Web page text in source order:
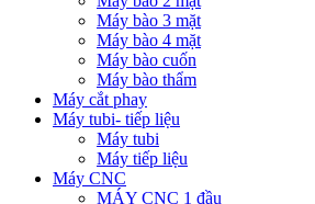
Máy bào 3 mặt
Máy bào 4 mặt
Máy bào cuốn
Máy bào thẩm
Máy cắt phay
Máy tubi- tiếp liệu
Máy tubi
Máy tiếp liệu
Máy CNC
MÁY CNC 1 đầu